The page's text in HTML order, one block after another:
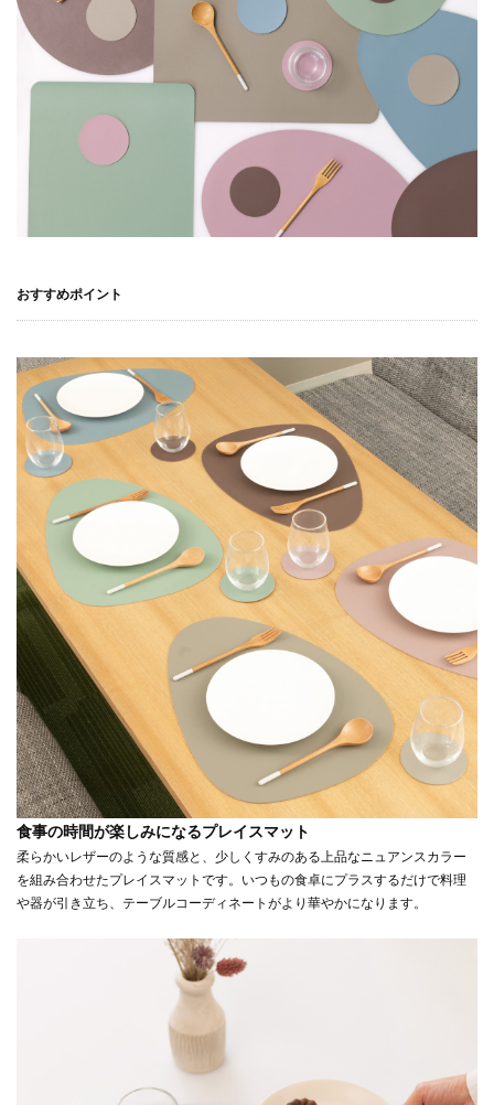
おすすめポイント
食事の時間が楽しみになるプレイスマット
柔らかいレザーのような質感と、少しくすみのある上品なニュアンスカラー
を組み合わせたプレイスマットです。いつもの食卓にプラスするだけで料理
や器が引き立ち、テーブルコーディネートがより華やかになります。